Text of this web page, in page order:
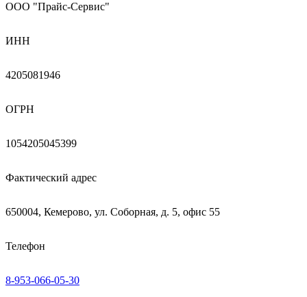
ООО "Прайс-Сервис"
ИНН
4205081946
ОГРН
1054205045399
Фактический адрес
650004, Кемерово, ул. Соборная, д. 5, офис 55
Телефон
8-953-066-05-30